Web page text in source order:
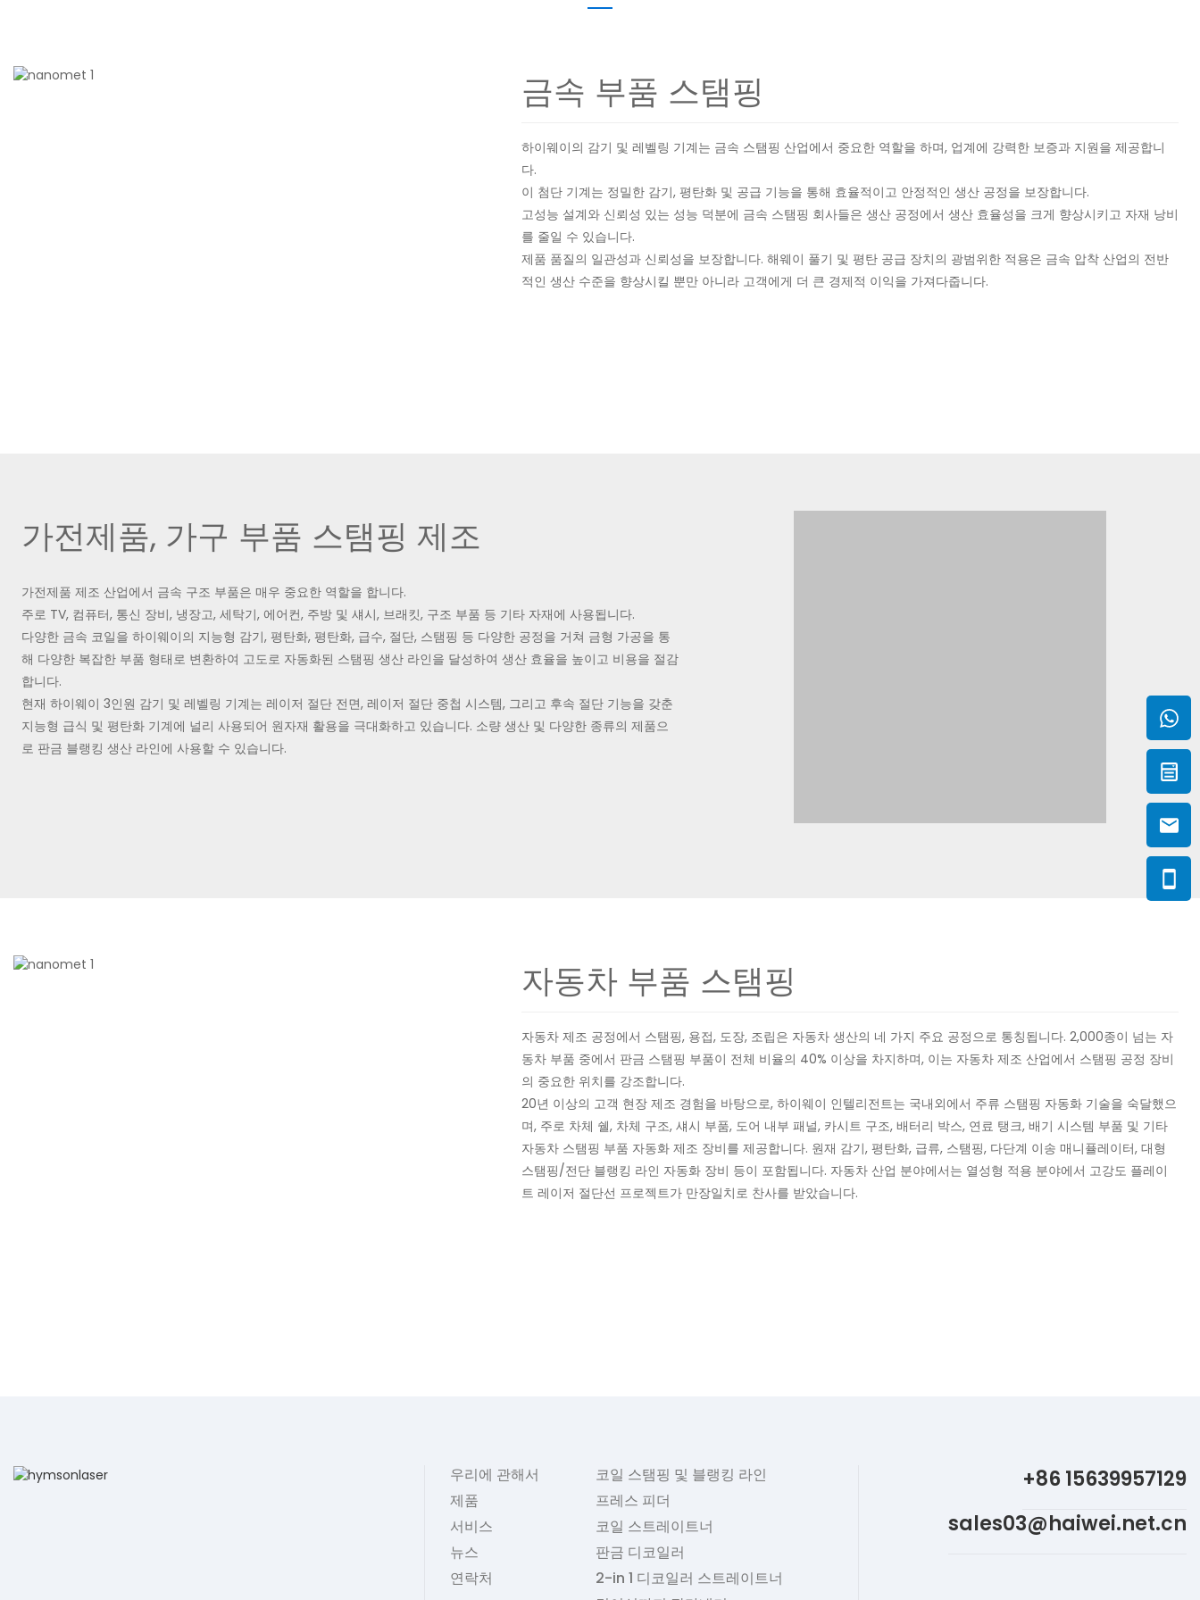
금속 부품 스탬핑
하이웨이의 감기 및 레벨링 기계는 금속 스탬핑 산업에서 중요한 역할을 하며, 업계에 강력한 보증과 지원을 제공합니
다.
이 첨단 기계는 정밀한 감기, 평탄화 및 공급 기능을 통해 효율적이고 안정적인 생산 공정을 보장합니다.
고성능 설계와 신뢰성 있는 성능 덕분에 금속 스탬핑 회사들은 생산 공정에서 생산 효율성을 크게 향상시키고 자재 낭비
를 줄일 수 있습니다.
제품 품질의 일관성과 신뢰성을 보장합니다. 해웨이 풀기 및 평탄 공급 장치의 광범위한 적용은 금속 압착 산업의 전반
적인 생산 수준을 향상시킬 뿐만 아니라 고객에게 더 큰 경제적 이익을 가져다줍니다.
가전제품, 가구 부품 스탬핑 제조
가전제품 제조 산업에서 금속 구조 부품은 매우 중요한 역할을 합니다.
주로 TV, 컴퓨터, 통신 장비, 냉장고, 세탁기, 에어컨, 주방 및 섀시, 브래킷, 구조 부품 등 기타 자재에 사용됩니다.
다양한 금속 코일을 하이웨이의 지능형 감기, 평탄화, 평탄화, 급수, 절단, 스탬핑 등 다양한 공정을 거쳐 금형 가공을 통
해 다양한 복잡한 부품 형태로 변환하여 고도로 자동화된 스탬핑 생산 라인을 달성하여 생산 효율을 높이고 비용을 절감
합니다.
현재 하이웨이 3인원 감기 및 레벨링 기계는 레이저 절단 전면, 레이저 절단 중첩 시스템, 그리고 후속 절단 기능을 갖춘
지능형 급식 및 평탄화 기계에 널리 사용되어 원자재 활용을 극대화하고 있습니다. 소량 생산 및 다양한 종류의 제품으
로 판금 블랭킹 생산 라인에 사용할 수 있습니다.
자동차 부품 스탬핑
자동차 제조 공정에서 스탬핑, 용접, 도장, 조립은 자동차 생산의 네 가지 주요 공정으로 통칭됩니다. 2,000종이 넘는 자
동차 부품 중에서 판금 스탬핑 부품이 전체 비율의 40% 이상을 차지하며, 이는 자동차 제조 산업에서 스탬핑 공정 장비
의 중요한 위치를 강조합니다.
20년 이상의 고객 현장 제조 경험을 바탕으로, 하이웨이 인텔리전트는 국내외에서 주류 스탬핑 자동화 기술을 숙달했으
며, 주로 차체 쉘, 차체 구조, 섀시 부품, 도어 내부 패널, 카시트 구조, 배터리 박스, 연료 탱크, 배기 시스템 부품 및 기타
자동차 스탬핑 부품 자동화 제조 장비를 제공합니다. 원재 감기, 평탄화, 급류, 스탬핑, 다단계 이송 매니퓰레이터, 대형
스탬핑/전단 블랭킹 라인 자동화 장비 등이 포함됩니다. 자동차 산업 분야에서는 열성형 적용 분야에서 고강도 플레이
트 레이저 절단선 프로젝트가 만장일치로 찬사를 받았습니다.
우리에 관해서
제품
서비스
뉴스
연락처
코일 스탬핑 및 블랭킹 라인
프레스 피더
코일 스트레이트너
판금 디코일러
2-in 1 디코일러 스트레이트너
+86 15639957129
sales03@haiwei.net.cn